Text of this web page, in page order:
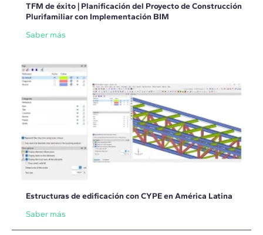
TFM de éxito | Planificación del Proyecto de Construcción
Plurifamiliar con Implementación BIM
Saber más
Estructuras de edificación con CYPE en América Latina
Saber más